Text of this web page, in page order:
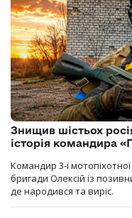
Знищив шістьох
історія командира
Командир 3-ї
бригади Олексій із
де народився та виріс.